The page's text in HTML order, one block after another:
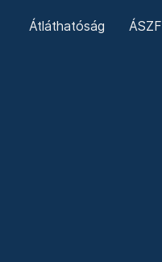
Átláthatóság ÁSZF